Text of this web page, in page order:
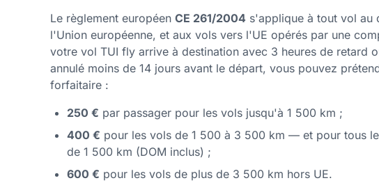
Le règlement européen CE 261/2004 s'applique à tout vol au
l'Union européenne, et aux vols vers l'UE opérés par une
votre vol TUI fly arrive à destination avec 3 heures de retard
annulé moins de 14 jours avant le départ, vous pouvez
forfaitaire :
250 € par passager pour les vols jusqu'à 1 500 km ;
400 € pour les vols de 1 500 à 3 500 km — et pour tous
de 1 500 km (DOM inclus) ;
600 € pour les vols de plus de 3 500 km hors UE.